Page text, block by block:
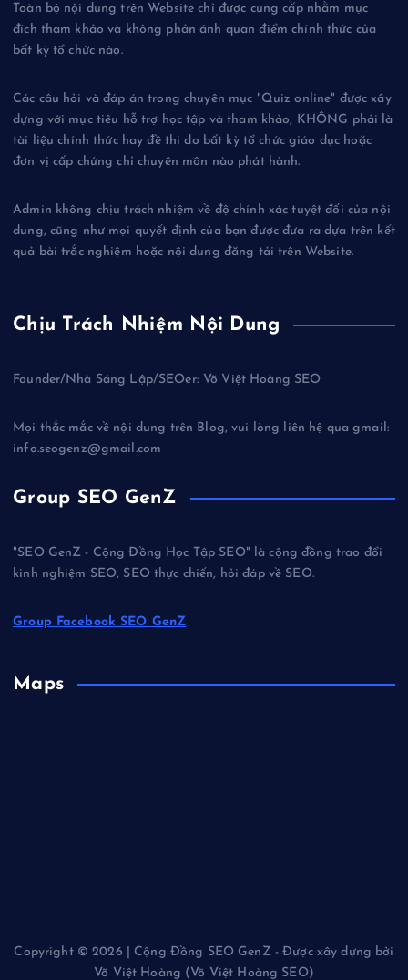
Toàn bộ nội dung trên Website chỉ được cung cấp nhằm mục
đích tham khảo và không phản ánh quan điểm chính thức của
bất kỳ tổ chức nào.
Các câu hỏi và đáp án trong chuyên mục "Quiz online" được xây
dựng với mục tiêu hỗ trợ học tập và tham khảo, KHÔNG phải là
tài liệu chính thức hay đề thi do bất kỳ tổ chức giáo dục hoặc
đơn vị cấp chứng chỉ chuyên môn nào phát hành.
Admin không chịu trách nhiệm về độ chính xác tuyệt đối của nội
dung, cũng như mọi quyết định của bạn được đưa ra dựa trên kết
quả bài trắc nghiệm hoặc nội dung đăng tải trên Website.
Chịu Trách Nhiệm Nội Dung
Founder/Nhà Sáng Lập/SEOer: Võ Việt Hoàng SEO
Mọi thắc mắc về nội dung trên Blog, vui lòng liên hệ qua gmail:
info.seogenz@gmail.com
Group SEO GenZ
"SEO GenZ - Cộng Đồng Học Tập SEO" là cộng đồng trao đổi
kinh nghiệm SEO, SEO thực chiến, hỏi đáp về SEO.
Group Facebook SEO GenZ
Maps
Copyright © 2026 | Cộng Đồng SEO GenZ - Được xây dựng bởi
Võ Việt Hoàng (Võ Việt Hoàng SEO)